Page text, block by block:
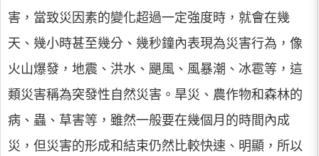
害，當致災因素的變化超過一定強度時，就會在幾
天、幾小時甚至幾分、幾秒鐘內表現為災害行為，像
火山爆發，地震、洪水、颶風、風暴潮、冰雹等，這
類災害稱為突發性自然災害。旱災、農作物和森林的
病、蟲、草害等，雖然一般要在幾個月的時間內成
災，但災害的形成和結束仍然比較快速、明顯，所以